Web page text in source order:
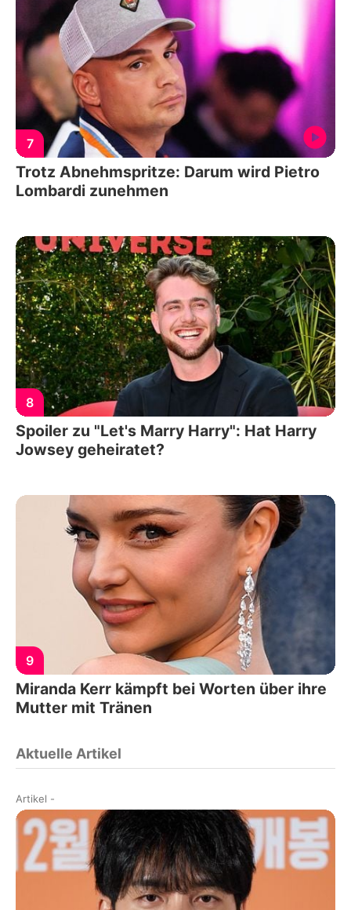
7
Trotz Abnehmspritze: Darum wird Pietro
Lombardi zunehmen
8
Spoiler zu "Let's Marry Harry": Hat Harry
Jowsey geheiratet?
9
Miranda Kerr kämpft bei Worten über ihre
Mutter mit Tränen
Aktuelle Artikel
Artikel -